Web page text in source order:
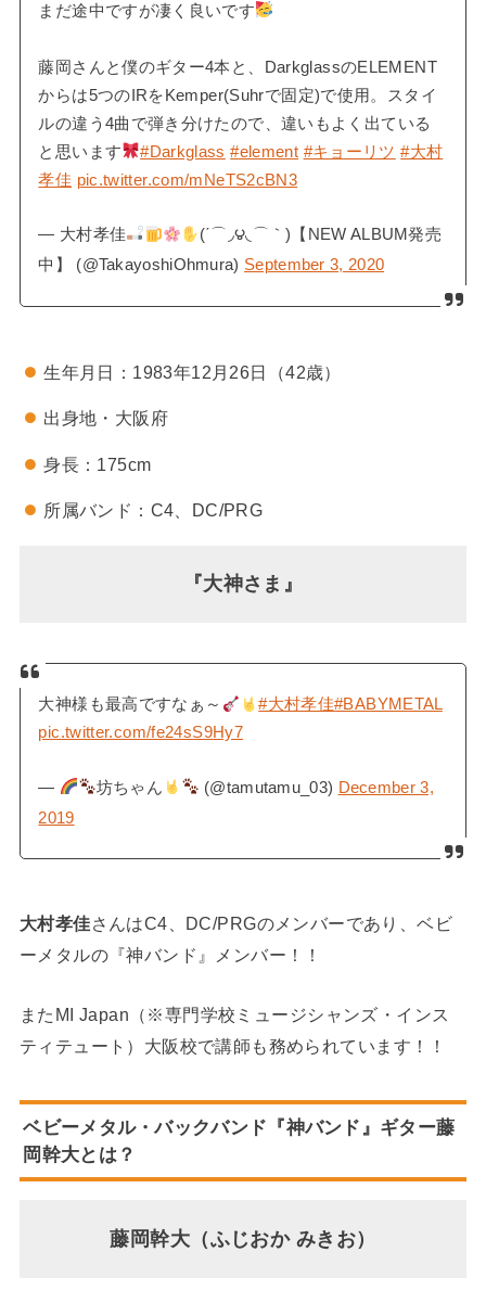
まだ途中ですが凄く良いです
藤岡さんと僕のギター4本と、DarkglassのELEMENT
からは5つのIRをKemper(Suhrで固定)で使用。スタイ
ルの違う4曲で弾き分けたので、違いもよく出ている
と思います
#Darkglass #element #キョーリツ #大村
孝佳 pic.twitter.com/mNeTS2cBN3
— 大村孝佳
(΄⌒◞౪◟⌒｀)【NEW ALBUM発売
中】 (@TakayoshiOhmura) September 3, 2020
生年月日：1983年12月26日（42歳）
出身地・大阪府
身長：175cm
所属バンド：C4、DC/PRG
『大神さま』
大神様も最高ですなぁ～ #大村孝佳#BABYMETAL
pic.twitter.com/fe24sS9Hy7
— 坊ちゃん (@tamutamu_03) December 3,
2019
大村孝佳さんはC4、DC/PRGのメンバーであり、ベビ
ーメタルの『神バンド』メンバー！！
またMI Japan（※専門学校ミュージシャンズ・インス
ティテュート）大阪校で講師も務められています！！
ベビーメタル・バックバンド『神バンド』ギター藤
岡幹大とは？
藤岡幹大（ふじおか みきお）